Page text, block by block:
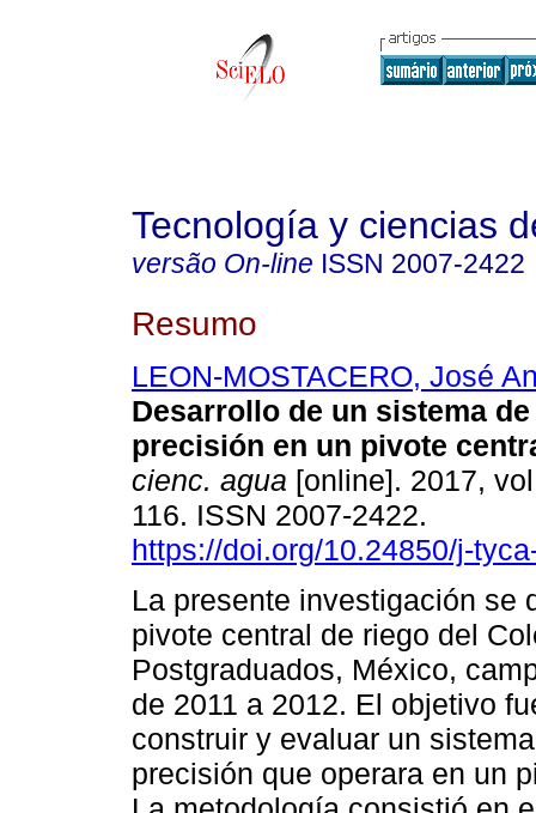
Tecnología y ciencias
versão On-line ISSN 2007-2422
Resumo
LEON-MOSTACERO, José
Desarrollo de un sistema
precisión en un pivote
cienc. agua [online]. 2017,
116. ISSN 2007-2422.
https://doi.org/10.24850/j-
La presente investigación se
pivote central de riego del
Postgraduados, México,
de 2011 a 2012. El objetivo
construir y evaluar un
precisión que operara en un